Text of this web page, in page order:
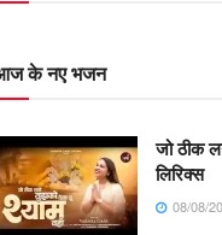
के नए भजन
जो ठीक
लिरिक्स
08/08/